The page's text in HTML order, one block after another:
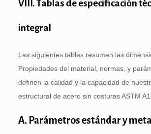
VIII. Tablas de especificación
integral
Las siguientes tablas resumen las
Propiedades del material, normas, y
definen la calidad y la capacidad de
estructural de acero sin costuras ASTM
A. Parámetros estándar y